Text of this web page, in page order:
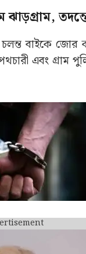
ঝাড়গ্রাম,
বাইকে জোর
এবং গ্রাম